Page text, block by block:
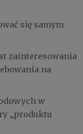
się samym
zainteresowania
na
w
„produktu